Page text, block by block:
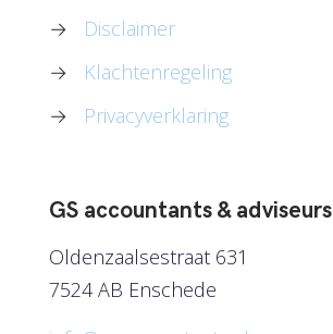
→
Disclaimer
→
Klachtenregeling
→
Privacyverklaring
GS accountants & adviseurs
Oldenzaalsestraat 631
7524 AB Enschede